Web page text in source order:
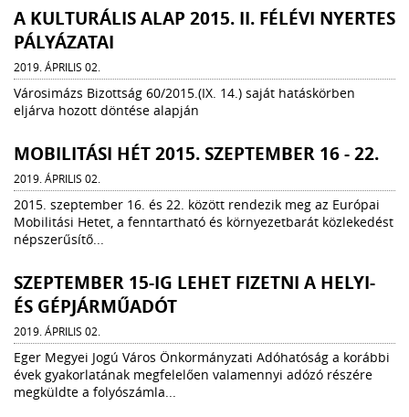
A KULTURÁLIS ALAP 2015. II. FÉLÉVI NYERTES
PÁLYÁZATAI
2019. ÁPRILIS 02.
Városimázs Bizottság 60/2015.(IX. 14.) saját hatáskörben
eljárva hozott döntése alapján
MOBILITÁSI HÉT 2015. SZEPTEMBER 16 - 22.
2019. ÁPRILIS 02.
2015. szeptember 16. és 22. között rendezik meg az Európai
Mobilitási Hetet, a fenntartható és környezetbarát közlekedést
népszerűsítő...
SZEPTEMBER 15-IG LEHET FIZETNI A HELYI-
ÉS GÉPJÁRMŰADÓT
2019. ÁPRILIS 02.
Eger Megyei Jogú Város Önkormányzati Adóhatóság a korábbi
évek gyakorlatának megfelelően valamennyi adózó részére
megküldte a folyószámla...